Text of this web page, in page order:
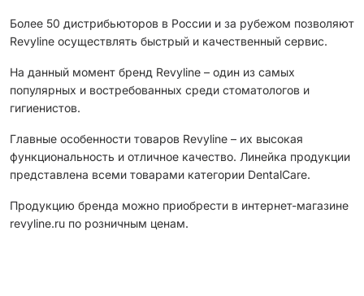
Более 50 дистрибьюторов в России и за рубежом позволяют
Revyline осуществлять быстрый и качественный сервис.
На данный момент бренд Revyline – один из самых
популярных и востребованных среди стоматологов и
гигиенистов.
Главные особенности товаров Revyline – их высокая
функциональность и отличное качество. Линейка продукции
представлена всеми товарами категории DentalCare.
Продукцию бренда можно приобрести в интернет-магазине
revyline.ru по розничным ценам.